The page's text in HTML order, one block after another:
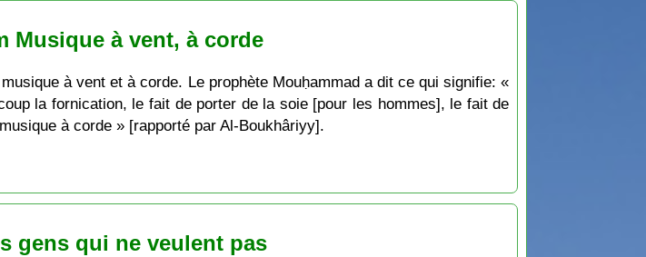
Musique à vent, à corde
à vent et à corde. Le prophète Mouḥammad a dit ce qui signifie: «
la fornication, le fait de porter de la soie [pour les hommes], le fait de
à corde » [rapporté par Al-Boukhâriyy].
gens qui ne veulent pas